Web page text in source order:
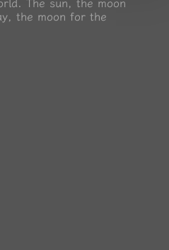
The sun, the moon
the moon for the